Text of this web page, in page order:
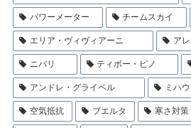
パワーメーター チームスカイ
エリア・ヴィヴィアーニ ア
ニバリ ティボー・ピノ
アンドレ・グライペル ミハ
空気抵抗 ブエルタ 寒さ対策